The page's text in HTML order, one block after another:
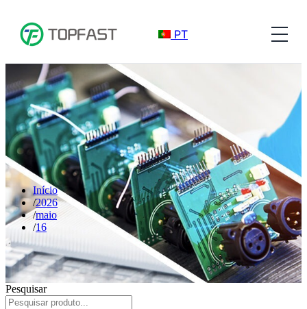
PT
Início
2026
maio
16
Pesquisar